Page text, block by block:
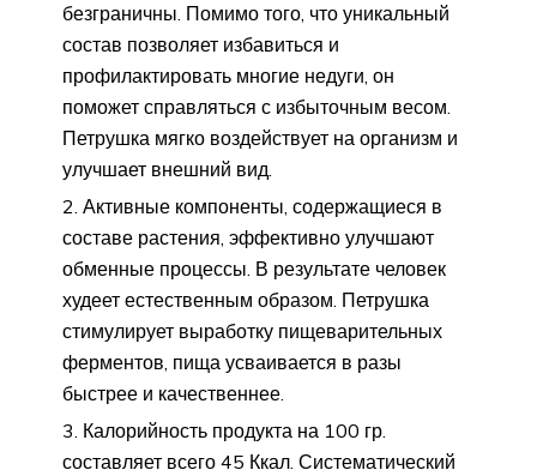
безграничны. Помимо того, что уникальный
состав позволяет избавиться и
профилактировать многие недуги, он
поможет справляться с избыточным весом.
Петрушка мягко воздействует на организм и
улучшает внешний вид.
Активные компоненты, содержащиеся в
составе растения, эффективно улучшают
обменные процессы. В результате человек
худеет естественным образом. Петрушка
стимулирует выработку пищеварительных
ферментов, пища усваивается в разы
быстрее и качественнее.
Калорийность продукта на 100 гр.
составляет всего 45 Ккал. Систематический